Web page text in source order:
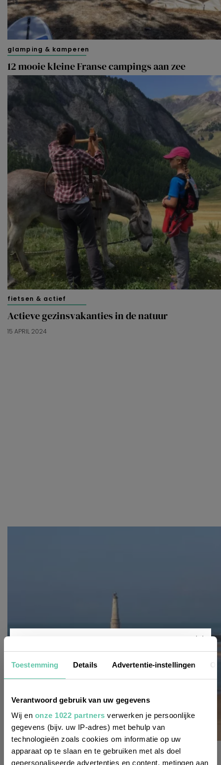
Toestemming Details Advertentie-instellingen
Verantwoord gebruik van uw gegevens
Wij en onze 1022 partners verwerken je persoonlijke
gegevens (bijv. uw IP-adres) met behulp van
technologieën zoals cookies om informatie op uw
apparaat op te slaan en te gebruiken met als doel
gepersonaliseerde advertenties en content, metingen aan
glamping & kamperen
12 mooie kleine Franse campings aan zee
fietsen & actief
Actieve gezinsvakanties in de natuur
15 APRIL 2024
zien & doen
Nieuwsbrief
Wil je altijd als eerste op de hoogte zijn
van de laatste nieuwtjes, leuke adressen
en inspirerende tips voor Frankrijk? Meld
je dan aan voor onze 2-wekelijkse
nieuwsbrief. Zo gedaan!